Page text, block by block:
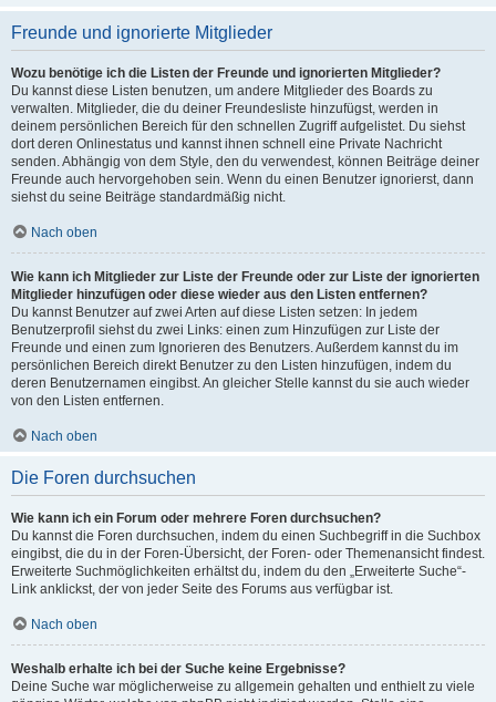
Freunde und ignorierte Mitglieder
Wozu benötige ich die Listen der Freunde und ignorierten Mitglieder?
Du kannst diese Listen benutzen, um andere Mitglieder des Boards zu
verwalten. Mitglieder, die du deiner Freundesliste hinzufügst, werden in
deinem persönlichen Bereich für den schnellen Zugriff aufgelistet. Du siehst
dort deren Onlinestatus und kannst ihnen schnell eine Private Nachricht
senden. Abhängig von dem Style, den du verwendest, können Beiträge deiner
Freunde auch hervorgehoben sein. Wenn du einen Benutzer ignorierst, dann
siehst du seine Beiträge standardmäßig nicht.
Nach oben
Wie kann ich Mitglieder zur Liste der Freunde oder zur Liste der ignorierten
Mitglieder hinzufügen oder diese wieder aus den Listen entfernen?
Du kannst Benutzer auf zwei Arten auf diese Listen setzen: In jedem
Benutzerprofil siehst du zwei Links: einen zum Hinzufügen zur Liste der
Freunde und einen zum Ignorieren des Benutzers. Außerdem kannst du im
persönlichen Bereich direkt Benutzer zu den Listen hinzufügen, indem du
deren Benutzernamen eingibst. An gleicher Stelle kannst du sie auch wieder
von den Listen entfernen.
Nach oben
Die Foren durchsuchen
Wie kann ich ein Forum oder mehrere Foren durchsuchen?
Du kannst die Foren durchsuchen, indem du einen Suchbegriff in die Suchbox
eingibst, die du in der Foren-Übersicht, der Foren- oder Themenansicht findest.
Erweiterte Suchmöglichkeiten erhältst du, indem du den „Erweiterte Suche“-
Link anklickst, der von jeder Seite des Forums aus verfügbar ist.
Nach oben
Weshalb erhalte ich bei der Suche keine Ergebnisse?
Deine Suche war möglicherweise zu allgemein gehalten und enthielt zu viele